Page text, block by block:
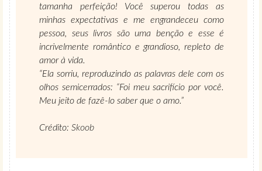
tamanha perfeição! Você superou todas as
minhas expectativas e me engrandeceu como
pessoa, seus livros são uma benção e esse é
incrivelmente romântico e grandioso, repleto de
amor à vida.
“Ela sorriu, reproduzindo as palavras dele com os
olhos semicerrados: “Foi meu sacrifício por você.
Meu jeito de fazê-lo saber que o amo.”
Crédito: Skoob